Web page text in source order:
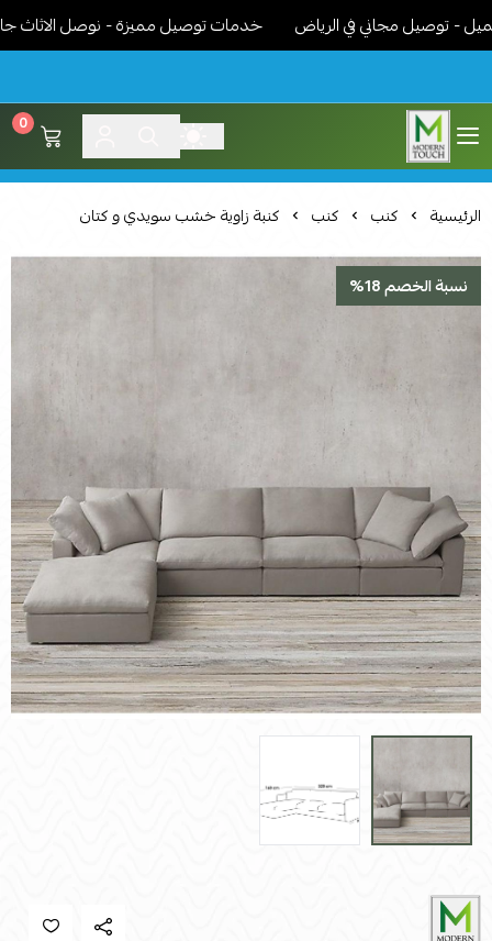
مجاني في الرياض خدمات توصيل مميزة - نوصل الاثاث جاهز
اثاث مودرن لمسة عصرية
0
الرئيسية كنب كنب كنبة زاوية خشب سويدي و كتان
نسبة الخصم 18%